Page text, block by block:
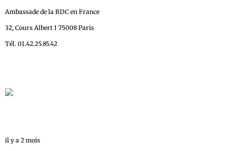
Ambassade de la RDC en France
32, Cours Albert I 75008 Paris
Tél. 01.42.25.85.42
il y a 2 mois